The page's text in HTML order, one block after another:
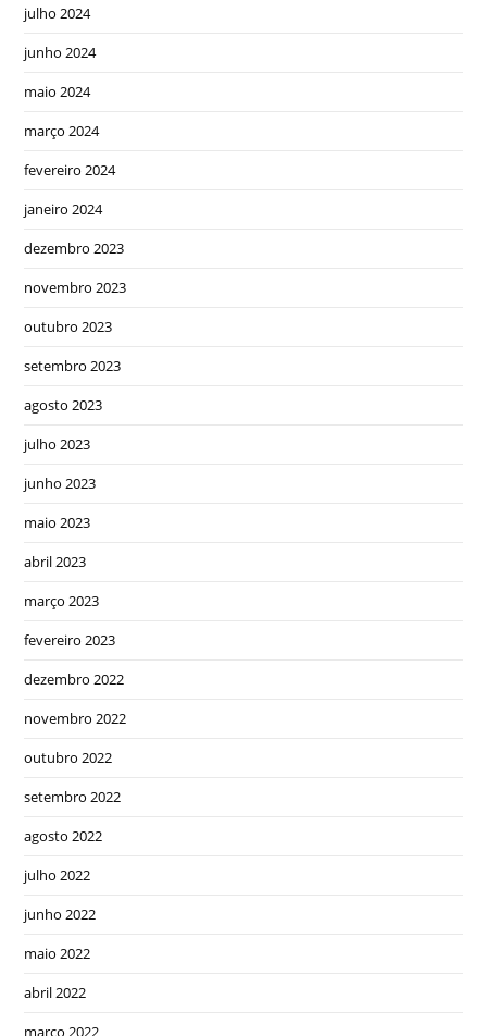
julho 2024
junho 2024
maio 2024
março 2024
fevereiro 2024
janeiro 2024
dezembro 2023
novembro 2023
outubro 2023
setembro 2023
agosto 2023
julho 2023
junho 2023
maio 2023
abril 2023
março 2023
fevereiro 2023
dezembro 2022
novembro 2022
outubro 2022
setembro 2022
agosto 2022
julho 2022
junho 2022
maio 2022
abril 2022
março 2022